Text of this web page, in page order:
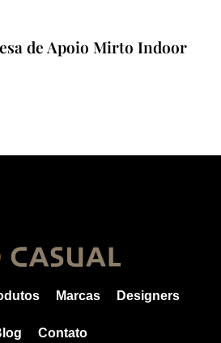
Apoio Mirto Indoor
Marcas Designers
Contato